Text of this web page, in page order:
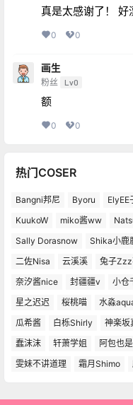
真是太感谢了！ 好
0 0
画生
粉丝 Lv0
额
0 0
热门COSER
Bangni邦尼 Byoru ElyEE
KuukoW
miko酱ww
Sally Dorasnow
Shika小鹿
二佐Nisa
云溪溪 兔子
奈汐酱nice
封疆疆v 小仓
星之迟迟
桜桃喵 水淼
瓜希酱
白栎Shirly 神楽坂
蠢沫沫
轩萧学姐 阿包也
雯妹不讲道理
霜月Shimo